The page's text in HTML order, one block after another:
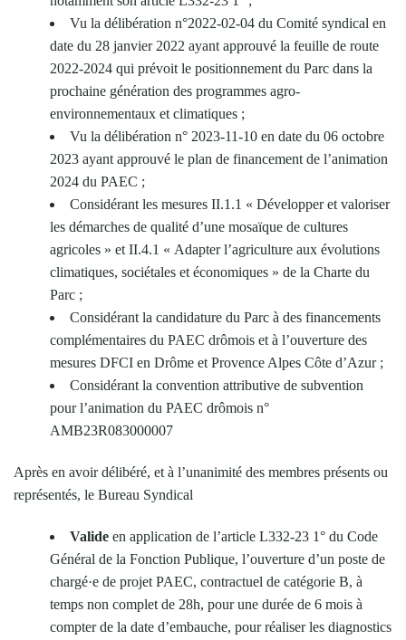
Vu la délibération n°2022-02-04 du Comité syndical en
date du 28 janvier 2022 ayant approuvé la feuille de route
2022-2024 qui prévoit le positionnement du Parc dans la
prochaine génération des programmes agro-
environnementaux et climatiques ;
Vu la délibération n° 2023-11-10 en date du 06 octobre
2023 ayant approuvé le plan de financement de l’animation
2024 du PAEC ;
Considérant les mesures II.1.1 « Développer et valoriser
les démarches de qualité d’une mosaïque de cultures
agricoles » et II.4.1 « Adapter l’agriculture aux évolutions
climatiques, sociétales et économiques » de la Charte du
Parc ;
Considérant la candidature du Parc à des financements
complémentaires du PAEC drômois et à l’ouverture des
mesures DFCI en Drôme et Provence Alpes Côte d’Azur ;
Considérant la convention attributive de subvention
pour l’animation du PAEC drômois n°
AMB23R083000007
Après en avoir délibéré, et à l’unanimité des membres présents ou
représentés, le Bureau Syndical
Valide en application de l’article L332-23 1° du Code
Général de la Fonction Publique, l’ouverture d’un poste de
chargé·e de projet PAEC, contractuel de catégorie B, à
temps non complet de 28h, pour une durée de 6 mois à
compter de la date d’embauche, pour réaliser les diagnostics